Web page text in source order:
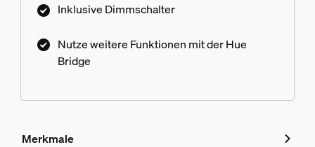
Inklusive Dimmschalter
Nutze weitere Funktionen mit der Hue
Bridge
Merkmale